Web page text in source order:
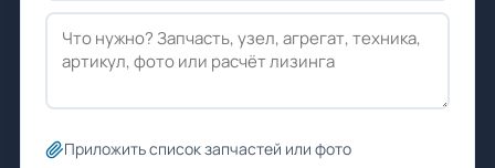
Приложить список запчастей или фото